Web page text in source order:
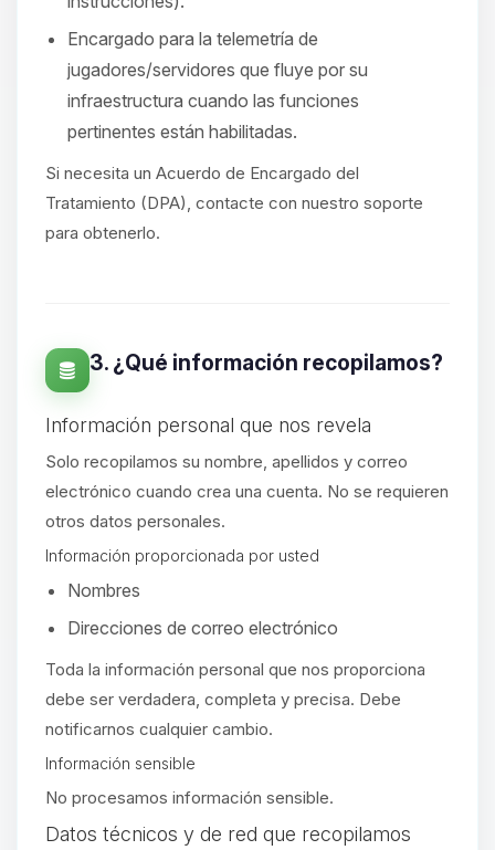
Encargado para la telemetría de
jugadores/servidores que fluye por su
infraestructura cuando las funciones
pertinentes están habilitadas.
Si necesita un Acuerdo de Encargado del
Tratamiento (DPA), contacte con nuestro soporte
para obtenerlo.
3. ¿Qué información recopilamos?
Información personal que nos revela
Solo recopilamos su nombre, apellidos y correo
electrónico cuando crea una cuenta. No se requieren
otros datos personales.
Información proporcionada por usted
Nombres
Direcciones de correo electrónico
Toda la información personal que nos proporciona
debe ser verdadera, completa y precisa. Debe
notificarnos cualquier cambio.
Información sensible
No procesamos información sensible.
Datos técnicos y de red que recopilamos
Yupi, por fin alguien con quien